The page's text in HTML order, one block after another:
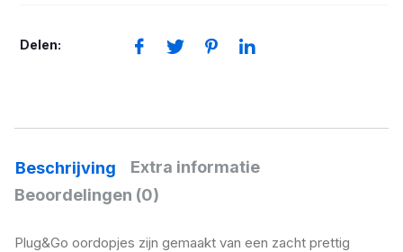
Delen:
Beschrijving
Extra informatie
Beoordelingen (0)
Plug&Go oordopjes zijn gemaakt van een zacht prettig